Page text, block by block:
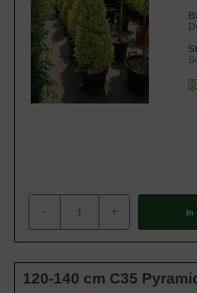
- + In
120-140 cm C35